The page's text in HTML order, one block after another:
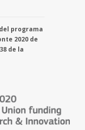
programa
2020 de
de la